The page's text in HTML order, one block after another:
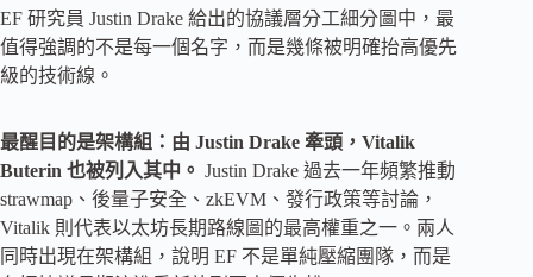
EF 研究員 Justin Drake 給出的協議層分工細分圖中，最
值得強調的不是每一個名字，而是幾條被明確抬高優先
級的技術線。
最醒目的是架構組：由 Justin Drake 牽頭，Vitalik
Buterin 也被列入其中。 Justin Drake 過去一年頻繁推動
strawmap、後量子安全、zkEVM、發行政策等討論，
Vitalik 則代表以太坊長期路線圖的最高權重之一。兩人
同時出現在架構組，說明 EF 不是單純壓縮團隊，而是